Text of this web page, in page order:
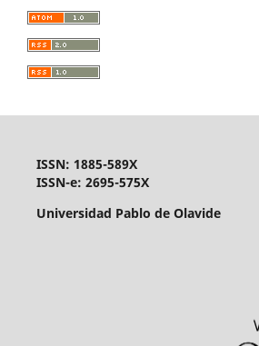
ISSN: 1885-589X
ISSN-e: 2695-575X
Universidad Pablo de Olavide